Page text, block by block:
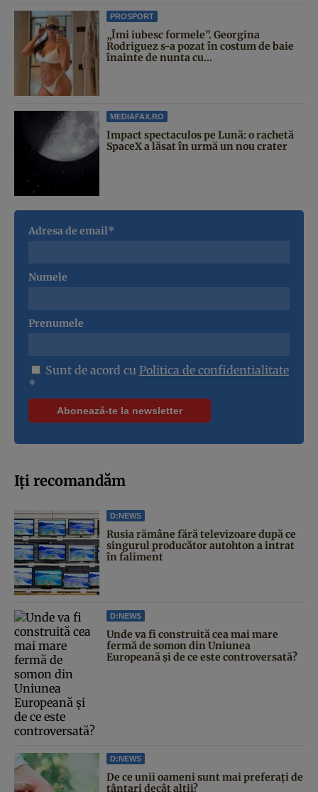
PROSPORT
„Îmi iubesc formele”. Georgina
Rodriguez s-a pozat în costum de baie
înainte de nunta cu...
MEDIAFAX.RO
Impact spectaculos pe Lună: o rachetă
SpaceX a lăsat în urmă un nou crater
Adresa de email*
Numele
Prenumele
Sunt de acord cu Politica de confidentialitate
*
Iți recomandăm
D:NEWS
Rusia rămâne fără televizoare după ce
singurul producător autohton a intrat
în faliment
D:NEWS
Unde va fi construită cea mai mare
fermă de somon din Uniunea
Europeană și de ce este controversată?
D:NEWS
De ce unii oameni sunt mai preferați de
țânțari decât alții?